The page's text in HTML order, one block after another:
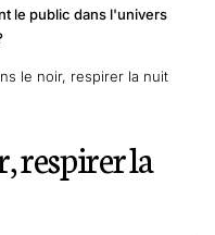
le public dans l'univers
le noir, respirer la nuit
respirer la